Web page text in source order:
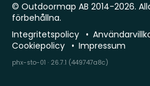
© Outdoormap AB 2014-2026.
förbehållna.
Integritetspolicy
Cookiepolicy
Impressum
phx-sto-01 · 26.7.1 (449747a8c)